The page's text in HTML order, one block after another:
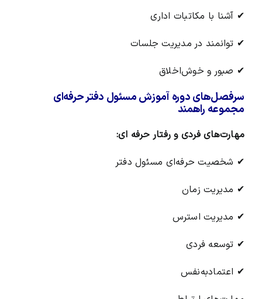
✔ آشنا با مکاتبات اداری
✔ توانمند در مدیریت جلسات
✔ صبور و خوش‌اخلاق
سرفصل‌های دوره آموزش مسئول دفتر حرفه‌ای
مجموعه راهمند
مهارت‌های فردی و رفتار حرفه ای:
✔ شخصیت حرفه‌ای مسئول دفتر
✔ مدیریت زمان
✔ مدیریت استرس
✔ توسعه فردی
✔ اعتمادبه‌نفس